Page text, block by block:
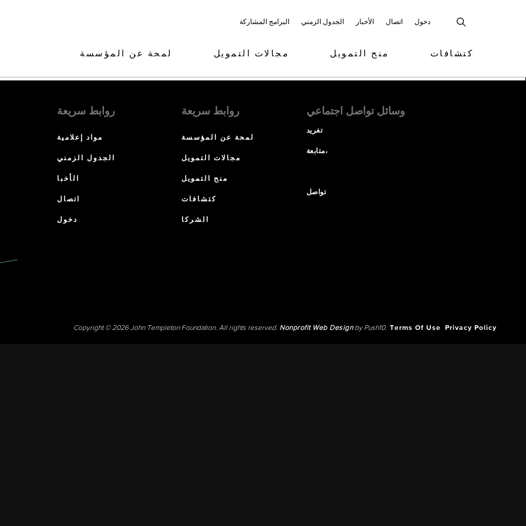
البرامج المشاركة الجدول الزمني الأخبار اتصال دخول
لمحة عن المؤسسة مجالات التمويل منح التمويل كتشافات
روابط سريعة
مواد إعلامية
الجدول الزمني
الأخبا
اتصال
دخول
روابط سريعة
لمحة عن المؤسسة
مجالات التمويل
منح التمويل
كتشافات
الشركا
وسائل تواصل اجتماعي
تغريد
متابعة،
تواصل
Copyright © 2026 John Templeton Foundation. All rights reserved. Nonprofit Web Designby Push10. Terms Of Use Privacy Policy